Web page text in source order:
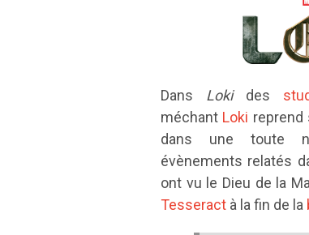
Dans Loki des
méchant Loki reprend
dans une toute
évènements relatés
ont vu le Dieu de la
Tesseract à la fin de la